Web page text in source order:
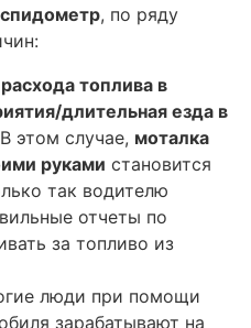
, по ряду
топлива в
длительная езда в
В этом случае, моталка
руками становится
так водителю
отчеты по
за топливо из
люди при помощи
зарабатывают на